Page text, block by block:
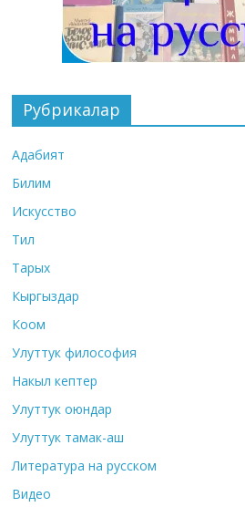
Рубрикалар
Адабият
Билим
Искусство
Тил
Тарых
Кыргыздар
Коом
Улуттук философия
Накыл кептер
Улуттук оюндар
Улуттук тамак-аш
Литература на русском
Видео